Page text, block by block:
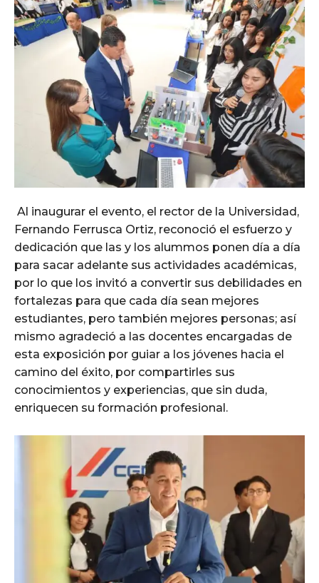
Al inaugurar el evento, el rector de la Universidad,
Fernando Ferrusca Ortiz, reconoció el esfuerzo y
dedicación que las y los alummos ponen día a día
para sacar adelante sus actividades académicas,
por lo que los invitó a convertir sus debilidades en
fortalezas para que cada día sean mejores
estudiantes, pero también mejores personas; así
mismo agradeció a las docentes encargadas de
esta exposición por guiar a los jóvenes hacia el
camino del éxito, por compartirles sus
conocimientos y experiencias, que sin duda,
enriquecen su formación profesional.